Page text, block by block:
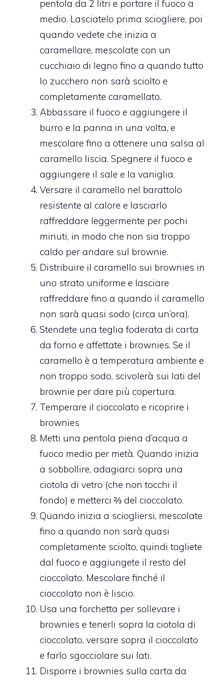
pentola da 2 litri e portare il fuoco a
medio. Lasciatelo prima sciogliere, poi
quando vedete che inizia a
caramellare, mescolate con un
cucchiaio di legno fino a quando tutto
lo zucchero non sarà sciolto e
completamente caramellato.
Abbassare il fuoco e aggiungere il
burro e la panna in una volta, e
mescolare fino a ottenere una salsa al
caramello liscia. Spegnere il fuoco e
aggiungere il sale e la vaniglia.
Versare il caramello nel barattolo
resistente al calore e lasciarlo
raffreddare leggermente per pochi
minuti, in modo che non sia troppo
caldo per andare sul brownie.
Distribuire il caramello sui brownies in
uno strato uniforme e lasciare
raffreddare fino a quando il caramello
non sarà quasi sodo (circa un’ora).
Stendete una teglia foderata di carta
da forno e affettate i brownies. Se il
caramello è a temperatura ambiente e
non troppo sodo, scivolerà sui lati del
brownie per dare più copertura.
Temperare il cioccolato e ricoprire i
brownies
Metti una pentola piena d’acqua a
fuoco medio per metà. Quando inizia
a sobbollire, adagiarci sopra una
ciotola di vetro (che non tocchi il
fondo) e metterci ⅔ del cioccolato.
Quando inizia a sciogliersi, mescolate
fino a quando non sarà quasi
completamente sciolto, quindi togliete
dal fuoco e aggiungete il resto del
cioccolato. Mescolare finché il
cioccolato non è liscio.
Usa una forchetta per sollevare i
brownies e tenerli sopra la ciotola di
cioccolato, versare sopra il cioccolato
e farlo sgocciolare sui lati.
Disporre i brownies sulla carta da